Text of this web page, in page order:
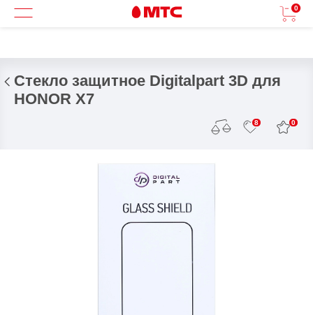
0
Стекло защитное Digitalpart 3D для
HONOR X7
8 0